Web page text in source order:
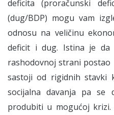
deficita (proračunski
(dug/BDP) mogu vam
odnosu na veličinu
deficit i dug. Istina je
rashodovnoj strani postao
sastoji od rigidnih stavki
socijalna davanja pa se
produbiti u mogućoj